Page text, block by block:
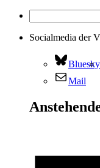
Socialmedia der
Bluesky
Mail